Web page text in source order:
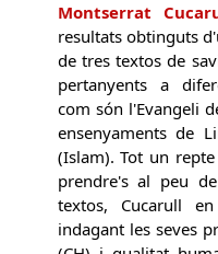
Montserrat
resultats obtinguts
de tres textos de
pertanyents a
com són l'Evangeli
ensenyaments de
(Islam). Tot un
prendre's al peu
textos, Cucarull
indagant les seves